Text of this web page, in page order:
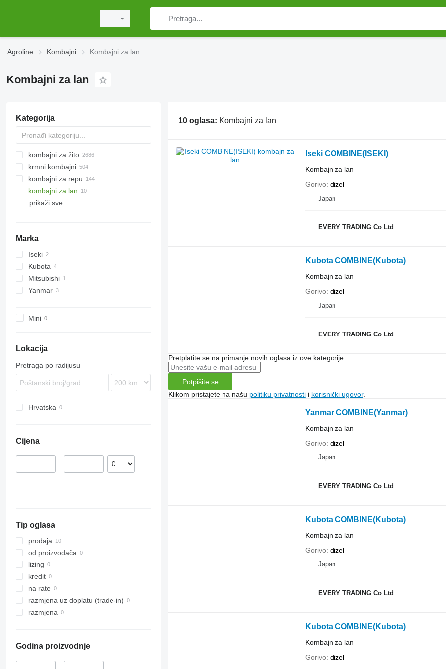
Agroline Kombajni Kombajni za lan
Kombajni za lan
Kategorija
kombajni za žito
krmni kombajni
kombajni za repu
kombajni za lan
prikaži sve
Marka
Iseki
Kubota
Mitsubishi
Yanmar
Mini
Lokacija
Pretraga po radijusu
Hrvatska
Cijena
–
Tip oglasa
prodaja
od proizvođača
lizing
kredit
na rate
razmjena uz doplatu (trade-in)
razmjena
Godina proizvodnje
10 oglasa: Kombajni za lan
Iseki COMBINE(ISEKI)
Kombajn za lan
Gorivo dizel
Japan
EVERY TRADING Co Ltd
Kubota COMBINE(Kubota)
Kombajn za lan
Gorivo dizel
Japan
EVERY TRADING Co Ltd
Pretplatite se na primanje novih oglasa iz ove kategorije
Potpišite se
Klikom pristajete na našu politiku privatnostii korisnički ugovor.
Yanmar COMBINE(Yanmar)
Kombajn za lan
Gorivo dizel
Japan
EVERY TRADING Co Ltd
Kubota COMBINE(Kubota)
Kombajn za lan
Gorivo dizel
Japan
EVERY TRADING Co Ltd
Kubota COMBINE(Kubota)
Kombajn za lan
Gorivo dizel